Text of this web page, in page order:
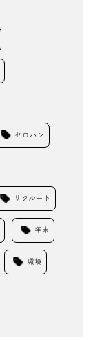
セロハン
リクルート
年末
環境